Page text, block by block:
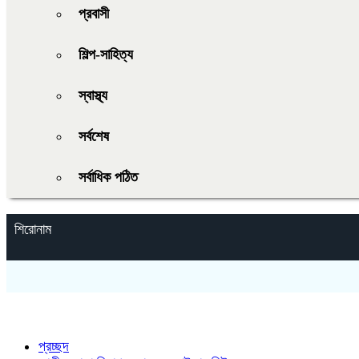
প্রবাসী
শিল্প-সাহিত্য
স্বাস্থ্য
সর্বশেষ
সর্বাধিক পঠিত
শিরোনাম
প্রচ্ছদ